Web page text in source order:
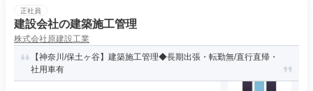
正社員
建設会社の建築施工管理
株式会社原建設工業
【神奈川/保土ヶ谷】建築施工管理◆長期出張・転勤無/直行直帰・
社用車有